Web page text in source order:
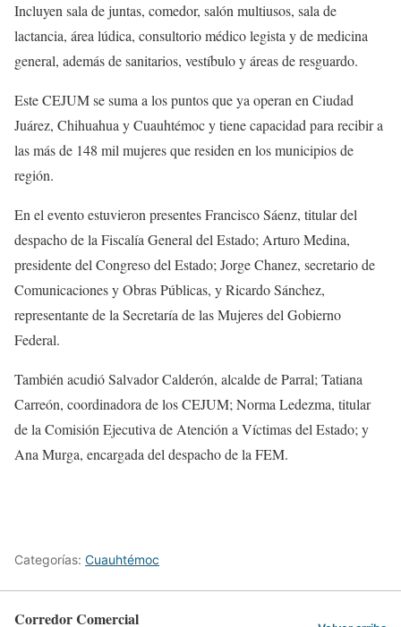
Incluyen sala de juntas, comedor, salón multiusos, sala de
lactancia, área lúdica, consultorio médico legista y de medicina
general, además de sanitarios, vestíbulo y áreas de resguardo.
Este CEJUM se suma a los puntos que ya operan en Ciudad
Juárez, Chihuahua y Cuauhtémoc y tiene capacidad para recibir a
las más de 148 mil mujeres que residen en los municipios de
región.
En el evento estuvieron presentes Francisco Sáenz, titular del
despacho de la Fiscalía General del Estado; Arturo Medina,
presidente del Congreso del Estado; Jorge Chanez, secretario de
Comunicaciones y Obras Públicas, y Ricardo Sánchez,
representante de la Secretaría de las Mujeres del Gobierno
Federal.
También acudió Salvador Calderón, alcalde de Parral; Tatiana
Carreón, coordinadora de los CEJUM; Norma Ledezma, titular
de la Comisión Ejecutiva de Atención a Víctimas del Estado; y
Ana Murga, encargada del despacho de la FEM.
Categorías: Cuauhtémoc
Corredor Comercial